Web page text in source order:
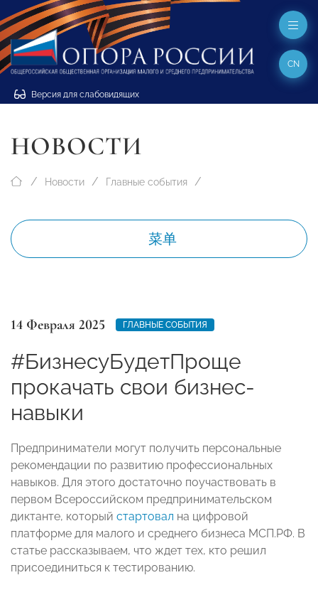
Версия для слабовидящих
CN
НОВОСТИ
Новости Главные события
菜单
14 Февраля 2025 ГЛАВНЫЕ СОБЫТИЯ
#БизнесуБудетПроще
прокачать свои бизнес-
навыки
Предприниматели могут получить персональные
рекомендации по развитию профессиональных
навыков. Для этого достаточно поучаствовать в
первом Всероссийском предпринимательском
диктанте, который стартовал на цифровой
платформе для малого и среднего бизнеса МСП.РФ. В
статье рассказываем, что ждет тех, кто решил
присоединиться к тестированию.